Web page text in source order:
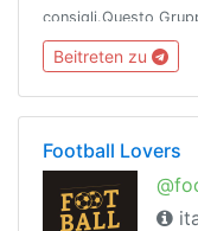
consigli.Questo
che comprende
di Telegram.
Beitreten zu
Football Lovers